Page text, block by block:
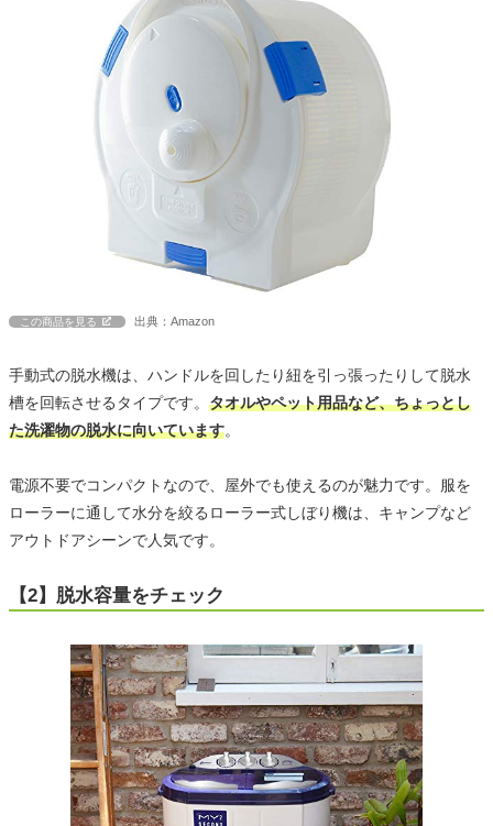
この商品を見る 出典：Amazon
手動式の脱水機は、ハンドルを回したり紐を引っ張ったりして脱水
槽を回転させるタイプです。 タオルやペット用品など、ちょっとし
た洗濯物の脱水に向いています。
電源不要でコンパクトなので、屋外でも使えるのが魅力です。服を
ローラーに通して水分を絞るローラー式しぼり機は、キャンプなど
アウトドアシーンで人気です。
【2】脱水容量をチェック